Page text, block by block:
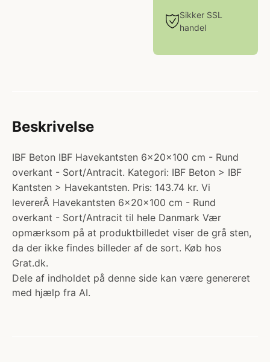
Sikker SSL
handel
Beskrivelse
IBF Beton IBF Havekantsten 6x20x100 cm - Rund
overkant - Sort/Antracit. Kategori: IBF Beton > IBF
Kantsten > Havekantsten. Pris: 143.74 kr. Vi
levererÂ Havekantsten 6x20x100 cm - Rund
overkant - Sort/Antracit til hele Danmark Vær
opmærksom på at produktbilledet viser de grå sten,
da der ikke findes billeder af de sort. Køb hos
Grat.dk.
Dele af indholdet på denne side kan være genereret
med hjælp fra AI.